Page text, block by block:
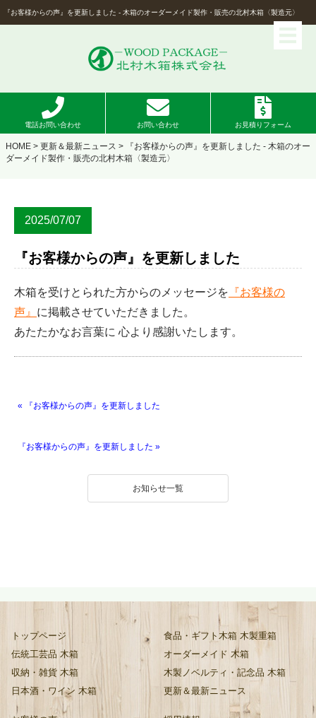
『お客様からの声』を更新しました - 木箱のオーダーメイド製作・販売の北村木箱〈製造元〉
電話お問い合わせ お問い合わせ お見積りフォーム
HOME > 更新＆最新ニュース > 『お客様からの声』を更新しました - 木箱のオー
ダーメイド製作・販売の北村木箱〈製造元〉
2025/07/07
『お客様からの声』を更新しました
木箱を受けとられた方からのメッセージを 『お客様の
声』 に掲載させていただきました。
あたたかなお言葉に 心より感謝いたします。
« 『お客様からの声』を更新しました
『お客様からの声』を更新しました »
お知らせ一覧
トップページ
伝統工芸品 木箱
収納・雑貨 木箱
日本酒・ワイン 木箱
食品・ギフト木箱 木製重箱
オーダーメイド 木箱
木製ノベルティ・記念品 木箱
更新＆最新ニュース